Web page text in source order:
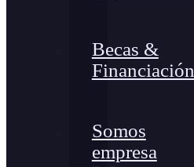
Becas &
Financiación
Somos
empresa